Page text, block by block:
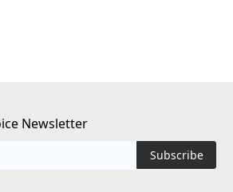
Newsletter
Subscribe